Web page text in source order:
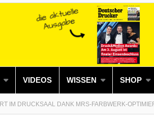
VIDEOS WISSEN SHOP
IM DRUCKSAAL DANK MRS-FARBWERK-